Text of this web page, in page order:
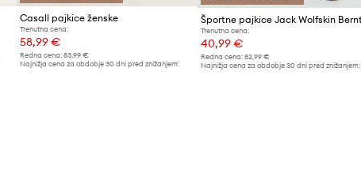
Casall pajkice ženske
Trenutna cena:
58,99 €
Redna cena: 83,99 €
Najnižja cena za obdobje 30 dni pred znižanjem:
Trenutna cena:
40,99 €
Redna cena: 82,99 €
Najnižja cena za obdobje 30 dni pred znižanjem: